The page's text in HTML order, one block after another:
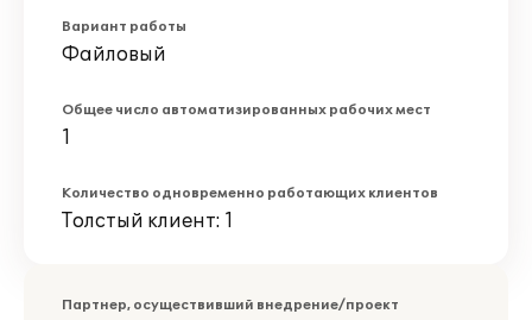
Вариант работы
Файловый
Общее число автоматизированных рабочих мест
1
Количество одновременно работающих клиентов
Толстый клиент: 1
Партнер, осуществивший внедрение/проект